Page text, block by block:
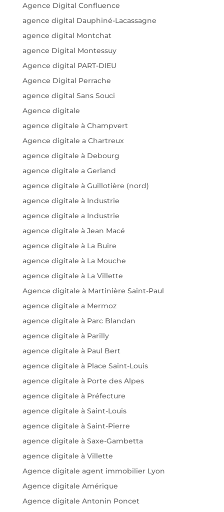
Agence Digital Confluence
agence digital Dauphiné-Lacassagne
agence digital Montchat
agence Digital Montessuy
Agence digital PART-DIEU
Agence Digital Perrache
agence digital Sans Souci
Agence digitale
agence digitale à Champvert
Agence digitale a Chartreux
agence digitale à Debourg
agence digitale a Gerland
agence digitale à Guillotière (nord)
agence digitale à Industrie
agence digitale a Industrie
agence digitale à Jean Macé
agence digitale à La Buire
agence digitale à La Mouche
agence digitale à La Villette
Agence digitale à Martinière Saint-Paul
agence digitale a Mermoz
agence digitale à Parc Blandan
agence digitale à Parilly
agence digitale à Paul Bert
agence digitale à Place Saint-Louis
agence digitale à Porte des Alpes
agence digitale à Préfecture
agence digitale à Saint-Louis
agence digitale à Saint-Pierre
agence digitale à Saxe-Gambetta
agence digitale à Villette
Agence digitale agent immobilier Lyon
Agence digitale Amérique
Agence digitale Antonin Poncet